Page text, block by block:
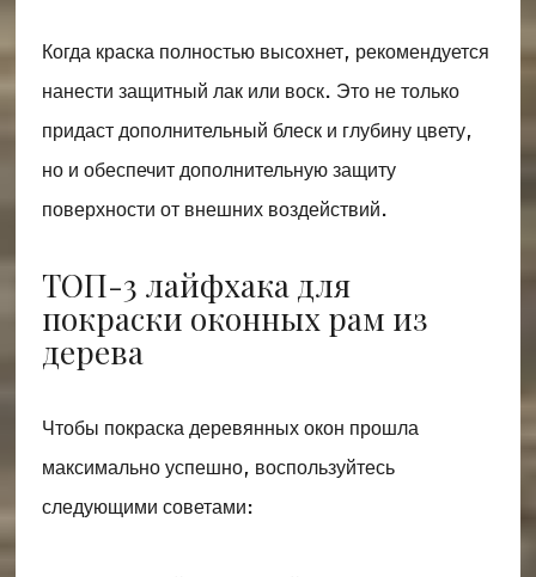
Когда краска полностью высохнет, рекомендуется
нанести защитный лак или воск. Это не только
придаст дополнительный блеск и глубину цвету,
но и обеспечит дополнительную защиту
поверхности от внешних воздействий.
ТОП-3 лайфхака для
покраски оконных рам из
дерева
Чтобы покраска деревянных окон прошла
максимально успешно, воспользуйтесь
следующими советами: